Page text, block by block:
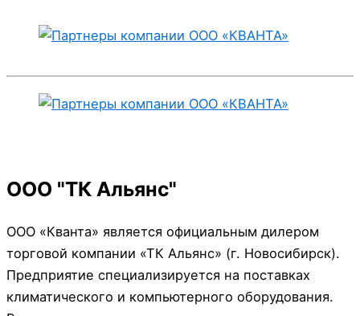
ООО "ТК Альянс"
ООО «Кванта» является официальным дилером
торговой компании «ТК Альянс» (г. Новосибирск).
Предприятие специализируется на поставках
климатического и компьютерного оборудования.